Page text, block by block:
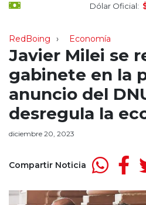
Dólar Oficial:
RedBoing Economía
Javier Milei se
gabinete en la
anuncio del
desregula la
diciembre 20, 2023
Compartir Noticia